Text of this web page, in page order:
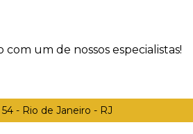
um de nossos especialistas!
- Rio de Janeiro - RJ